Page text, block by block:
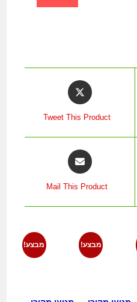
Tweet This Product
Mail This Product
מבצע! מבצע!